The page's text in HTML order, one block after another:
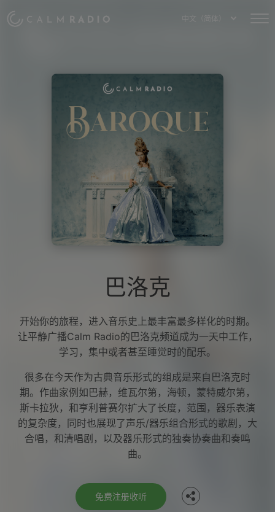
巴洛克
开始你的旅程，进入音乐史上最丰富最多样化的时期。
让平静广播Calm Radio的巴洛克频道成为一天中工作，
学习，集中或者甚至睡觉时的配乐。
很多在今天作为古典音乐形式的组成是来自巴洛克时
期。作曲家例如巴赫，维瓦尔第，海顿，蒙特威尔第，
斯卡拉狄，和亨利普赛尔扩大了长度，范围，器乐表演
的复杂度，同时也展现了声乐/器乐组合形式的歌剧，大
合唱，和清唱剧，以及器乐形式的独奏协奏曲和奏鸣
曲。
免费注册收听
Facebook